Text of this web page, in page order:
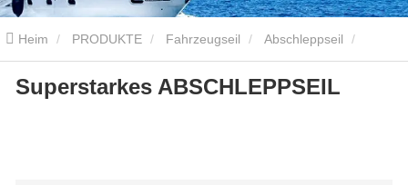
Heim PRODUKTE Fahrzeugseil Abschleppseil
Superstarkes ABSCHLEPPSEIL
Superstarkes ABSCHLEPPSEIL